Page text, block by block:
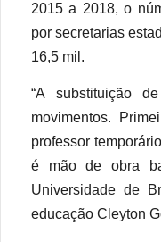
2015 a 2018, o
por secretarias
16,5 mil.
“A substituição
movimentos.
professor
é mão de obra
Universidade de
educação Cleyton